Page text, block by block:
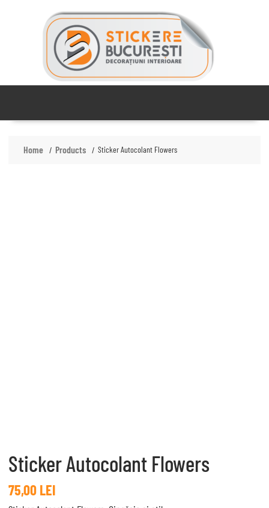
Home Products Sticker Autocolant Flowers
Sticker Autocolant Flowers
75,00 LEI